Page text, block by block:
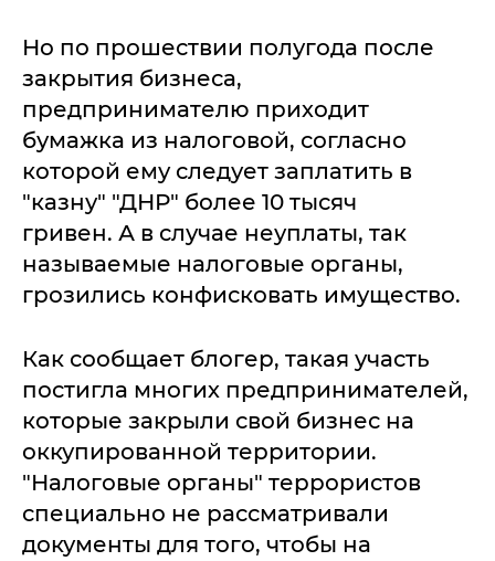
Но по прошествии полугода после
закрытия бизнеса,
предпринимателю приходит
бумажка из налоговой, согласно
которой ему следует заплатить в
"казну" "ДНР" более 10 тысяч
гривен. А в случае неуплаты, так
называемые налоговые органы,
грозились конфисковать имущество.
Как сообщает блогер, такая участь
постигла многих предпринимателей,
которые закрыли свой бизнес на
оккупированной территории.
"Налоговые органы" террористов
специально не рассматривали
документы для того, чтобы на